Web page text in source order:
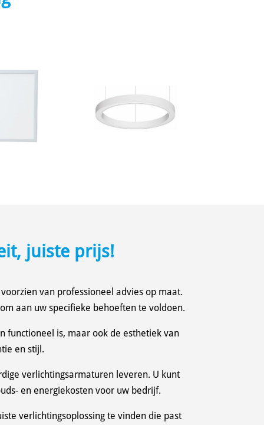
juiste prijs!
van professioneel advies op maat.
aan uw specifieke behoeften te voldoen.
functioneel is, maar ook de esthetiek van
en stijl.
verlichtingsarmaturen leveren. U kunt
en energiekosten voor uw bedrijf.
verlichtingsoplossing te vinden die past